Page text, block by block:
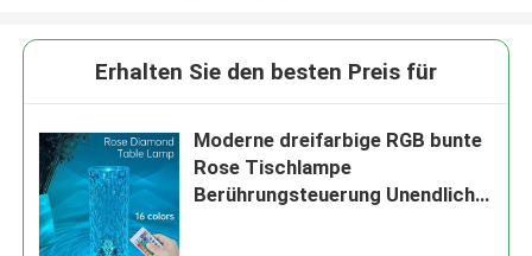
Erhalten Sie den besten Preis für
Moderne dreifarbige RGB bunte
Rose Tischlampe
Berührungsteuerung Unendliche